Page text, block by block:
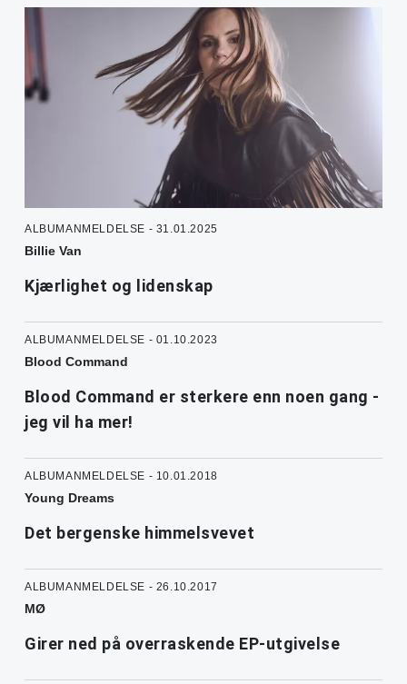
ALBUMANMELDELSE - 31.01.2025
Billie Van
Kjærlighet og lidenskap
ALBUMANMELDELSE - 01.10.2023
Blood Command
Blood Command er sterkere enn noen gang -
jeg vil ha mer!
ALBUMANMELDELSE - 10.01.2018
Young Dreams
Det bergenske himmelsvevet
ALBUMANMELDELSE - 26.10.2017
MØ
Girer ned på overraskende EP-utgivelse